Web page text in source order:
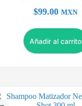
$99.00 MXN
Añadir al carrito